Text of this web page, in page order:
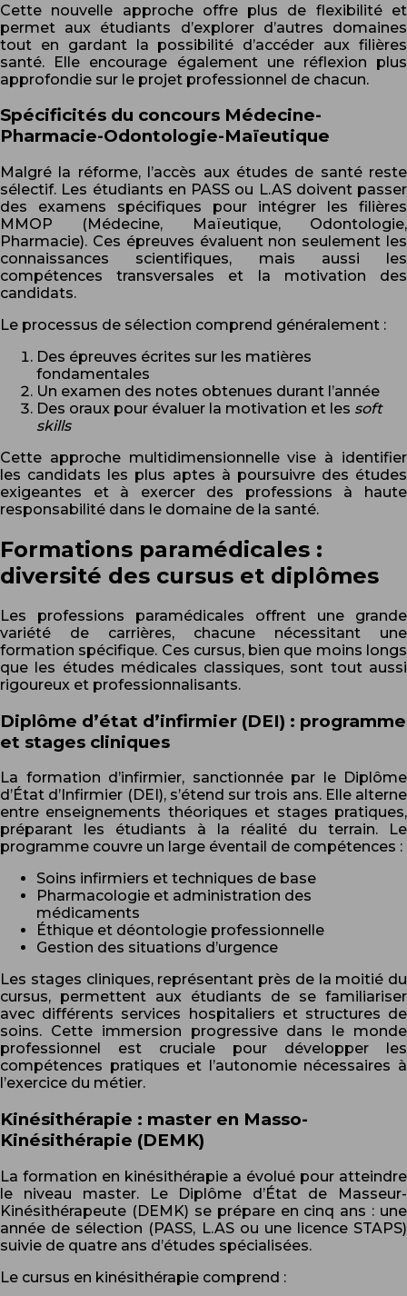
Cette nouvelle approche offre plus de flexibilité et
permet aux étudiants d’explorer d’autres domaines
tout en gardant la possibilité d’accéder aux filières
santé. Elle encourage également une réflexion plus
approfondie sur le projet professionnel de chacun.
Spécificités du concours Médecine-
Pharmacie-Odontologie-Maïeutique
Malgré la réforme, l’accès aux études de santé reste
sélectif. Les étudiants en PASS ou L.AS doivent passer
des examens spécifiques pour intégrer les filières
MMOP (Médecine, Maïeutique, Odontologie,
Pharmacie). Ces épreuves évaluent non seulement les
connaissances scientifiques, mais aussi les
compétences transversales et la motivation des
candidats.
Le processus de sélection comprend généralement :
Des épreuves écrites sur les matières
fondamentales
Un examen des notes obtenues durant l’année
Des oraux pour évaluer la motivation et les soft
skills
Cette approche multidimensionnelle vise à identifier
les candidats les plus aptes à poursuivre des études
exigeantes et à exercer des professions à haute
responsabilité dans le domaine de la santé.
Formations paramédicales :
diversité des cursus et diplômes
Les professions paramédicales offrent une grande
variété de carrières, chacune nécessitant une
formation spécifique. Ces cursus, bien que moins longs
que les études médicales classiques, sont tout aussi
rigoureux et professionnalisants.
Diplôme d’état d’infirmier (DEI) : programme
et stages cliniques
La formation d’infirmier, sanctionnée par le Diplôme
d’État d’Infirmier (DEI), s’étend sur trois ans. Elle alterne
entre enseignements théoriques et stages pratiques,
préparant les étudiants à la réalité du terrain. Le
programme couvre un large éventail de compétences :
Soins infirmiers et techniques de base
Pharmacologie et administration des
médicaments
Éthique et déontologie professionnelle
Gestion des situations d’urgence
Les stages cliniques, représentant près de la moitié du
cursus, permettent aux étudiants de se familiariser
avec différents services hospitaliers et structures de
soins. Cette immersion progressive dans le monde
professionnel est cruciale pour développer les
compétences pratiques et l’autonomie nécessaires à
l’exercice du métier.
Kinésithérapie : master en Masso-
Kinésithérapie (DEMK)
La formation en kinésithérapie a évolué pour atteindre
le niveau master. Le Diplôme d’État de Masseur-
Kinésithérapeute (DEMK) se prépare en cinq ans : une
année de sélection (PASS, L.AS ou une licence STAPS)
suivie de quatre ans d’études spécialisées.
Le cursus en kinésithérapie comprend :